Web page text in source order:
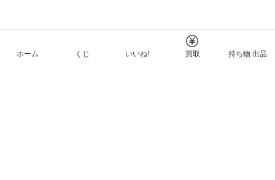
ホーム くじ いいね! 買取 持ち物 出品